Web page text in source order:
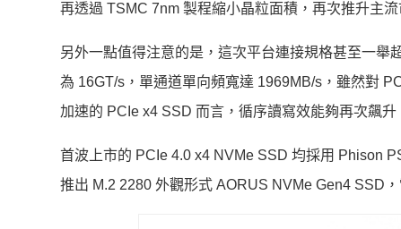
再透過 TSMC 7nm 製程縮小晶粒面積，再次推升主
另外一點值得注意的是，這次平台連接規格甚至一舉
為 16GT/s，單通道單向頻寬達 1969MB/s，雖然對
加速的 PCIe x4 SSD 而言，循序讀寫效能夠再次飆升
首波上市的 PCIe 4.0 x4 NVMe SSD 均採用 Phison
推出 M.2 2280 外觀形式 AORUS NVMe Gen4 SSD